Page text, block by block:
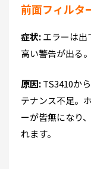
前面フィルタ
症状:エラーは
高い警告が出る。
原因:TS3410か
テナンス不足。
ーが皆無になり
れます。